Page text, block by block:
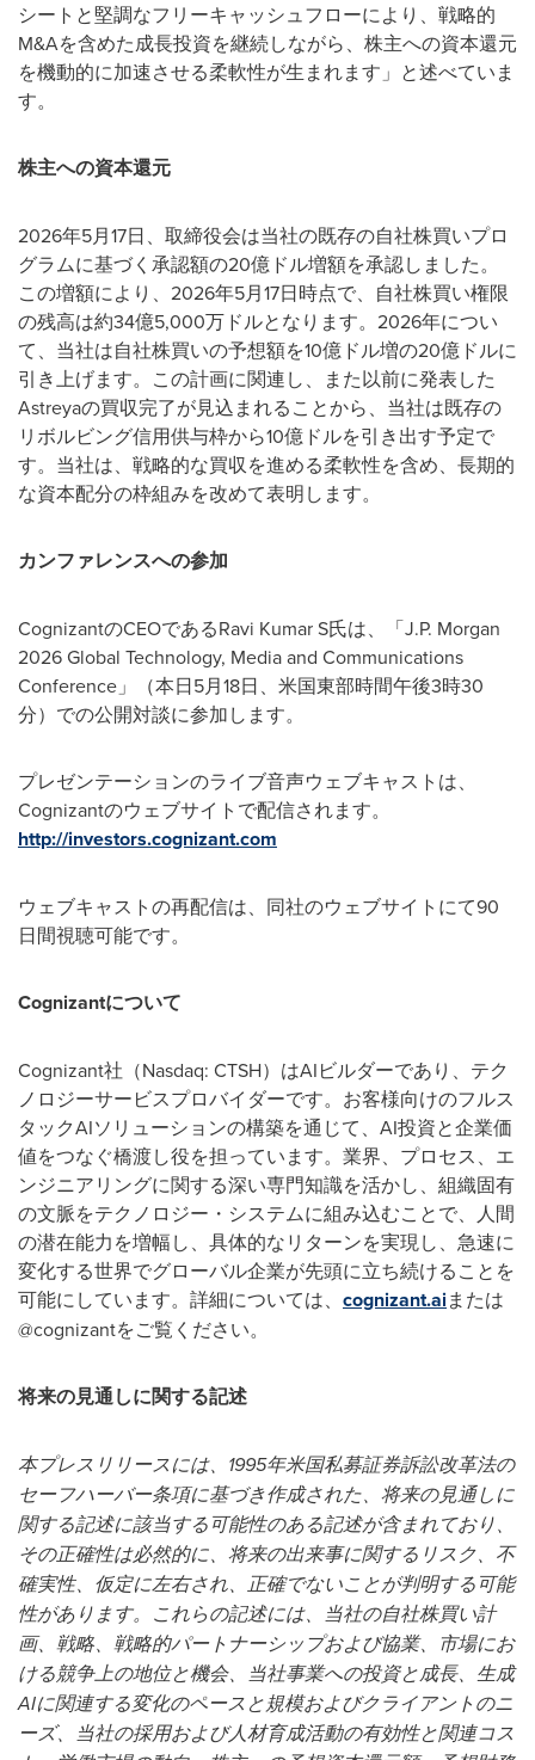
シートと堅調なフリーキャッシュフローにより、戦略的
M&Aを含めた成長投資を継続しながら、株主への資本還元
を機動的に加速させる柔軟性が生まれます」と述べていま
す。
株主への資本還元
2026年5月17日、取締役会は当社の既存の自社株買いプロ
グラムに基づく承認額の20億ドル増額を承認しました。
この増額により、2026年5月17日時点で、自社株買い権限
の残高は約34億5,000万ドルとなります。2026年につい
て、当社は自社株買いの予想額を10億ドル増の20億ドルに
引き上げます。この計画に関連し、また以前に発表した
Astreyaの買収完了が見込まれることから、当社は既存の
リボルビング信用供与枠から10億ドルを引き出す予定で
す。当社は、戦略的な買収を進める柔軟性を含め、長期的
な資本配分の枠組みを改めて表明します。
カンファレンスへの参加
CognizantのCEOであるRavi Kumar S氏は、「J.P. Morgan
2026 Global Technology, Media and Communications
Conference」（本日5月18日、米国東部時間午後3時30
分）での公開対談に参加します。
プレゼンテーションのライブ音声ウェブキャストは、
Cognizantのウェブサイトで配信されます。
http://investors.cognizant.com
ウェブキャストの再配信は、同社のウェブサイトにて90
日間視聴可能です。
Cognizantについて
Cognizant社（Nasdaq: CTSH）はAIビルダーであり、テク
ノロジーサービスプロバイダーです。お客様向けのフルス
タックAIソリューションの構築を通じて、AI投資と企業価
値をつなぐ橋渡し役を担っています。業界、プロセス、エ
ンジニアリングに関する深い専門知識を活かし、組織固有
の文脈をテクノロジー・システムに組み込むことで、人間
の潜在能力を増幅し、具体的なリターンを実現し、急速に
変化する世界でグローバル企業が先頭に立ち続けることを
可能にしています。詳細については、 cognizant.aiまたは
@cognizantをご覧ください。
将来の見通しに関する記述
本プレスリリースには、1995年米国私募証券訴訟改革法の
セーフハーバー条項に基づき作成された、将来の見通しに
関する記述に該当する可能性のある記述が含まれており、
その正確性は必然的に、将来の出来事に関するリスク、不
確実性、仮定に左右され、正確でないことが判明する可能
性があります。これらの記述には、当社の自社株買い計
画、戦略、戦略的パートナーシップおよび協業、市場にお
ける競争上の地位と機会、当社事業への投資と成長、生成
AIに関連する変化のペースと規模およびクライアントのニ
ーズ、当社の採用および人材育成活動の有効性と関連コス